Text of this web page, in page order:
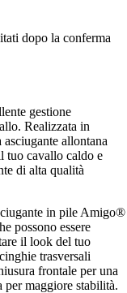
dopo la conferma
gestione
Realizzata in
allontana
tuo cavallo caldo e
di alta qualità
in pile Amigo®
possono essere
il look del tuo
trasversali
frontale per una
maggiore stabilità.